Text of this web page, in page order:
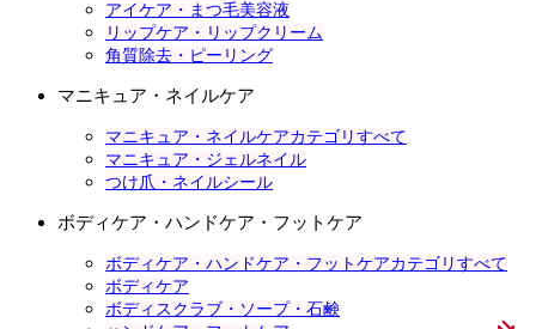
アイケア・まつ毛美容液
リップケア・リップクリーム
角質除去・ピーリング
マニキュア・ネイルケア
マニキュア・ネイルケアカテゴリすべて
マニキュア・ジェルネイル
つけ爪・ネイルシール
ボディケア・ハンドケア・フットケア
ボディケア・ハンドケア・フットケアカテゴリすべて
ボディケア
ボディスクラブ・ソープ・石鹸